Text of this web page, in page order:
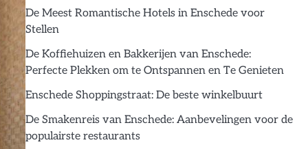
De Meest Romantische Hotels in Enschede voor
Stellen
De Koffiehuizen en Bakkerijen van Enschede:
Perfecte Plekken om te Ontspannen en Te Genieten
Enschede Shoppingstraat: De beste winkelbuurt
De Smakenreis van Enschede: Aanbevelingen voor de
populairste restaurants